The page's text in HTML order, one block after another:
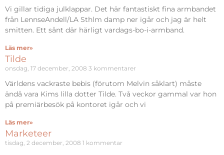
Vi gillar tidiga julklappar. Det här fantastiskt fina armbandet
från LennseAndell/LA Sthlm damp ner igår och jag är helt
smitten. Ett sånt där härligt vardags-bo-i-armband.
Läs mer»
Tilde
onsdag, 17 december, 2008 3 kommentarer
Världens vackraste bebis (förutom Melvin såklart) måste
ändå vara Kims lilla dotter Tilde. Två veckor gammal var hon
på premiärbesök på kontoret igår och vi
Läs mer»
Marketeer
tisdag, 2 december, 2008 1 kommentar